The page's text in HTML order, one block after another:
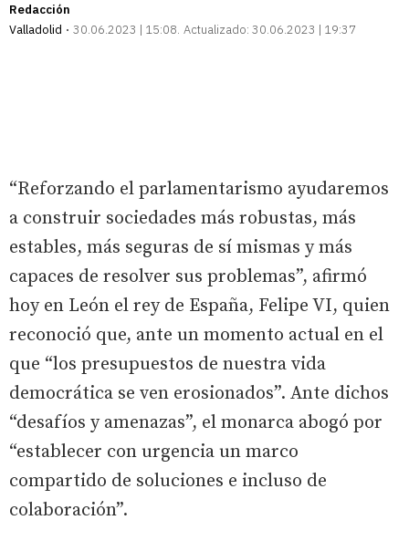
Redacción
Valladolid
30.06.2023 | 15:08 Actualizado: 30.06.2023 | 19:37
“Reforzando el parlamentarismo ayudaremos
a construir sociedades más robustas, más
estables, más seguras de sí mismas y más
capaces de resolver sus problemas”, afirmó
hoy en León el rey de España, Felipe VI, quien
reconoció que, ante un momento actual en el
que “los presupuestos de nuestra vida
democrática se ven erosionados”. Ante dichos
“desafíos y amenazas”, el monarca abogó por
“establecer con urgencia un marco
compartido de soluciones e incluso de
colaboración”.